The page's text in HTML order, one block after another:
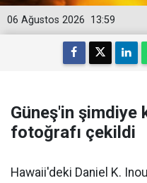
13:59
06 Ağustos 2026
Güneş'in şimdiye
fotoğrafı çekildi
Hawaii'deki Daniel K.